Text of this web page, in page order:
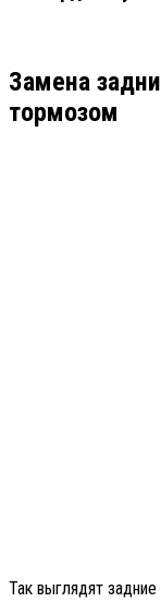
Замена
тормозом
Так выглядят